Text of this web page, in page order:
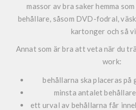
massor av bra saker hemma
behållare, såsom DVD-fodral,
kartonger och så
Annat som är bra att veta när du
work:
behållarna ska placeras på
minsta antalet
ett urval av behållarna får